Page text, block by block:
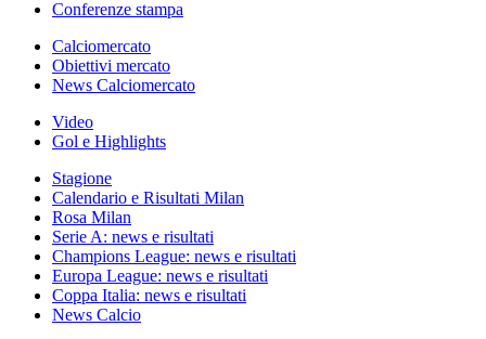
Conferenze stampa
Calciomercato
Obiettivi mercato
News Calciomercato
Video
Gol e Highlights
Stagione
Calendario e Risultati Milan
Rosa Milan
Serie A: news e risultati
Champions League: news e risultati
Europa League: news e risultati
Coppa Italia: news e risultati
News Calcio